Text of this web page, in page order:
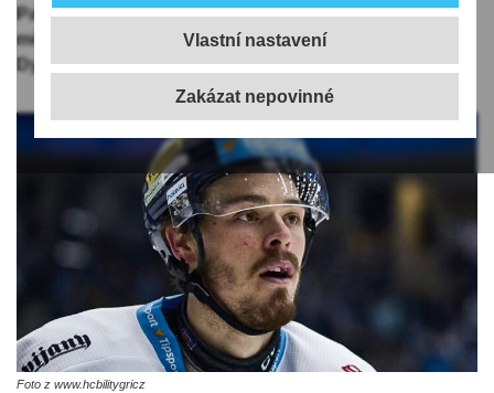
Vlastní nastavení
Pardubic. Severočeši na klubovém webu uvedli, že
měli zájem o setrvání sedmadvacetiletého hráče, ale s
Dynamem se nedomluvili.
Foto z www.hcbilitygricz